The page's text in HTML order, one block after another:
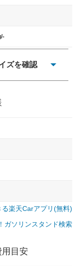
ズを確認
サイズが標準値
楽天Carアプリ(無料)
ガソリンスタンド検索
目安